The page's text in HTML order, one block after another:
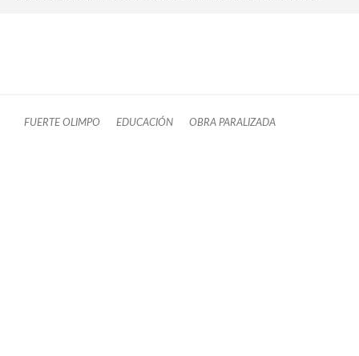
FUERTE OLIMPO EDUCACIÓN OBRA PARALIZADA